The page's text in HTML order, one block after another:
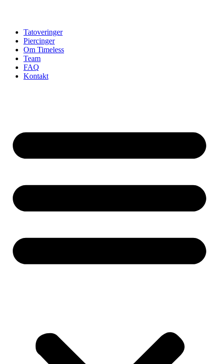
Tatoveringer
Piercinger
Om Timeless
Team
FAQ
Kontakt